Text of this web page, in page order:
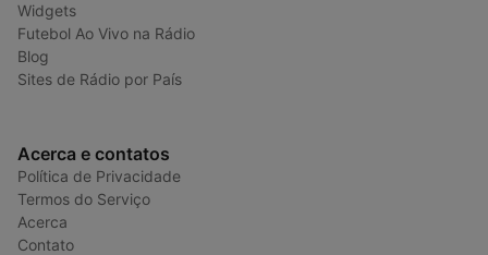
Widgets
Futebol Ao Vivo na Rádio
Blog
Sites de Rádio por País
Acerca e contatos
Política de Privacidade
Termos do Serviço
Acerca
Contato